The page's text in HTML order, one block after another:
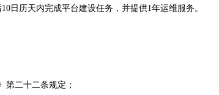
日历天内完成平台建设任务，并提供1年运维服务。
第二十二条规定；